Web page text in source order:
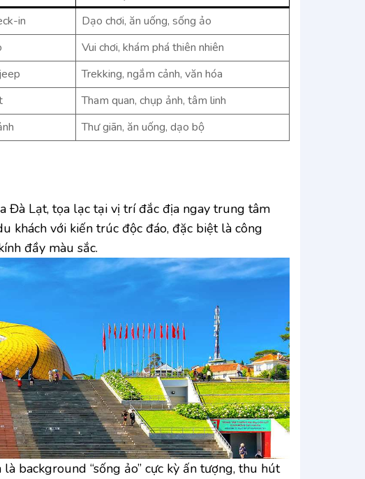
in
Dạo chơi, ăn uống, sống ảo
Vui chơi, khám phá thiên nhiên
Trekking, ngắm cảnh, văn hóa
Tham quan, chụp ảnh, tâm linh
Thư giãn, ăn uống, dạo bộ
Đà Lạt, tọa lạc tại vị trí đắc địa ngay trung tâm
khách với kiến trúc độc đáo, đặc biệt là công
đầy màu sắc.
background “sống ảo” cực kỳ ấn tượng, thu hút